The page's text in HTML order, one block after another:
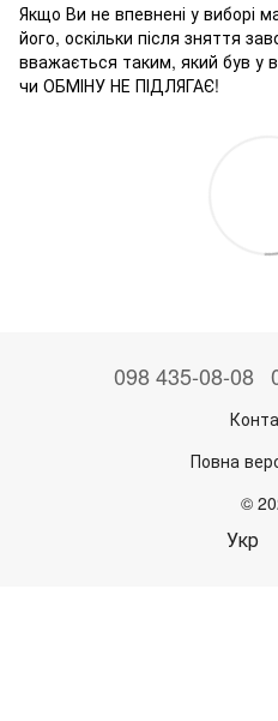
Якщо Ви не впевнені у виборі
його, оскільки після зняття
вважається таким, який був у
чи ОБМІНУ НЕ ПІДЛЯГАЄ!
098 435-08-08
Повна
©
Укр